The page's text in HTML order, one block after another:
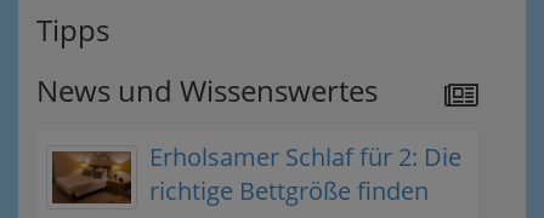
Tipps
News und Wissenswertes
Erholsamer Schlaf für 2: Die
richtige Bettgröße finden